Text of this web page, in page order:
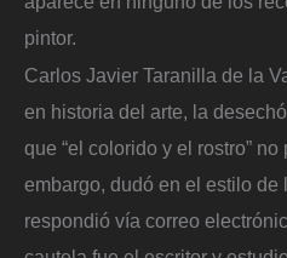
pintor.
Carlos Javier Taranilla de la
en historia del arte, la
que “el colorido y el rostro”
embargo, dudó en el estilo de
respondió vía correo